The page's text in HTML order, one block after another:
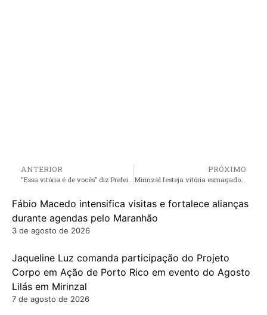
ANTERIOR
“Essa vitória é de vocês” diz Prefeito reeleito Aldo Brown em agradecimento ao povo de Porto Rico
PRÓXIMO
Mirinzal festeja vitória esmagadora do Prefeito eleito Deyvison do Posto
Fábio Macedo intensifica visitas e fortalece alianças
durante agendas pelo Maranhão
3 de agosto de 2026
Jaqueline Luz comanda participação do Projeto
Corpo em Ação de Porto Rico em evento do Agosto
Lilás em Mirinzal
7 de agosto de 2026